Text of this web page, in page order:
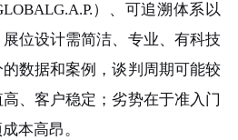
）、可追溯体系以
位设计需简洁、专业、有科技
数据和案例，谈判周期可能较
、客户稳定；劣势在于准入门
本高昂。